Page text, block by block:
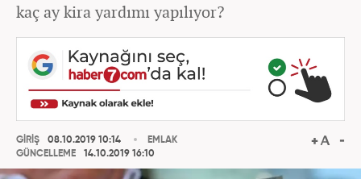
kaç ay kira yardımı yapılıyor?
GİRİŞ
08.10.2019 10:14
GÜNCELLEME
14.10.2019 16:10
EMLAK